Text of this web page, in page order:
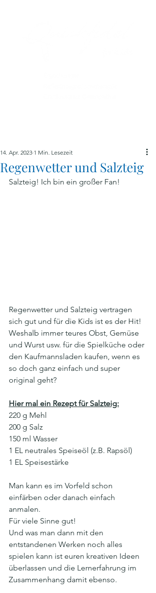
Regenwetter und Salzteig
14. Apr. 2023 1 Min. Lesezeit
Salzteig! Ich bin ein großer Fan!
Regenwetter und Salzteig vertragen
sich gut und für die Kids ist es der Hit!
Weshalb immer teures Obst, Gemüse
und Wurst usw. für die Spielküche oder
den Kaufmannsladen kaufen, wenn es
so doch ganz einfach und super
original geht?
Hier mal ein Rezept für Salzteig:
220 g Mehl
200 g Salz
150 ml Wasser
1 EL neutrales Speiseöl (z.B. Rapsöl)
1 EL Speisestärke
Man kann es im Vorfeld schon
einfärben oder danach einfach
anmalen.
Für viele Sinne gut!
Und was man dann mit den
entstandenen Werken noch alles
spielen kann ist euren kreativen Ideen
überlassen und die Lernerfahrung im
Zusammenhang damit ebenso.